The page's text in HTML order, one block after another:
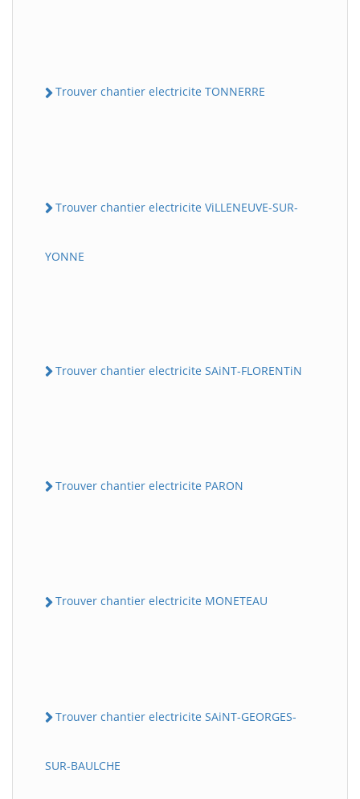
Trouver chantier electricite TONNERRE
Trouver chantier electricite ViLLENEUVE-SUR-
YONNE
Trouver chantier electricite SAiNT-FLORENTiN
Trouver chantier electricite PARON
Trouver chantier electricite MONETEAU
Trouver chantier electricite SAiNT-GEORGES-
SUR-BAULCHE